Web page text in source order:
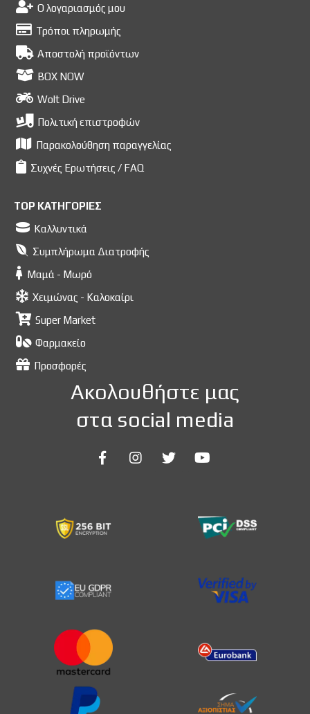
Ο λογαριασμός μου
Τρόποι πληρωμής
Αποστολή προϊόντων
BOX NOW
Wolt Drive
Πολιτική επιστροφών
Παρακολούθηση παραγγελίας
Συχνές Ερωτήσεις / FAQ
TOP ΚΑΤΗΓΟΡΙΕΣ
Καλλυντικά
Συμπλήρωμα Διατροφής
Μαμά - Μωρό
Χειμώνας - Καλοκαίρι
Super Market
Φαρμακείο
Προσφορές
Ακολουθήστε μας
στα social media